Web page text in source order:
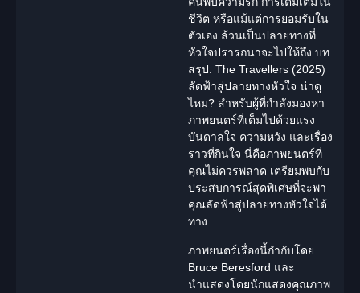
ชีวิต หรือแม้แต่การยอมรับใน
ตัวเอง ล้วนเป็นปลายทางที่
หัวใจปรารถนาจะไปให้ถึง บท
สรุป: The Travellers (2025)
ลัดฟ้าสู่ปลายทางหัวใจ น่าดู
ไหม? สำหรับผู้ที่กำลังมองหา
ภาพยนตร์ที่เต็มไปด้วยแรง
บันดาลใจ ความหวัง และเรื่อง
ราวที่กินใจ นี่คือภาพยนตร์ที่
คุณไม่ควรพลาด เตรียมพบกับ
ประสบการณ์สุดพิเศษที่จะพา
คุณลัดฟ้าสู่ปลายทางหัวใจได้
ทาง
ภาพยนตร์เรื่องนี้กำกับโดย
Bruce Beresford และ
นำแสดงโดยนักแสดงคุณภาพ